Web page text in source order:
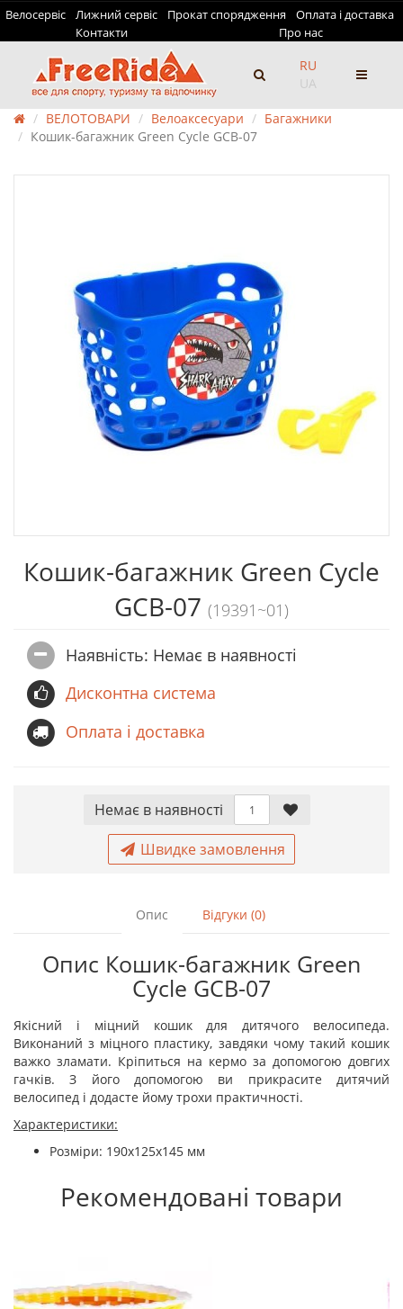
Велосервіс Лижний сервіс Прокат спорядження
Оплата і доставка
Контакти
Про нас
RU
UA
ВЕЛОТОВАРИ Велоаксесуари
Багажники
Кошик-багажник Green Cycle GCB-07
Кошик-багажник Green Cycle
GCB-07 (19391~01)
Наявність: Немає в наявностi
Дисконтна система
Оплата і доставка
Немає в наявностi
Швидке замовлення
Опис Відгуки (0)
Опис Кошик-багажник Green
Cycle GCB-07
Якісний і міцний кошик для дитячого велосипеда.
Виконаний з міцного пластику, завдяки чому такий кошик
важко зламати. Кріпиться на кермо за допомогою довгих
гачків. З його допомогою ви прикрасите дитячий
велосипед і додасте йому трохи практичності.
Характеристики:
Розміри: 190х125х145 мм
Рекомендовані товари